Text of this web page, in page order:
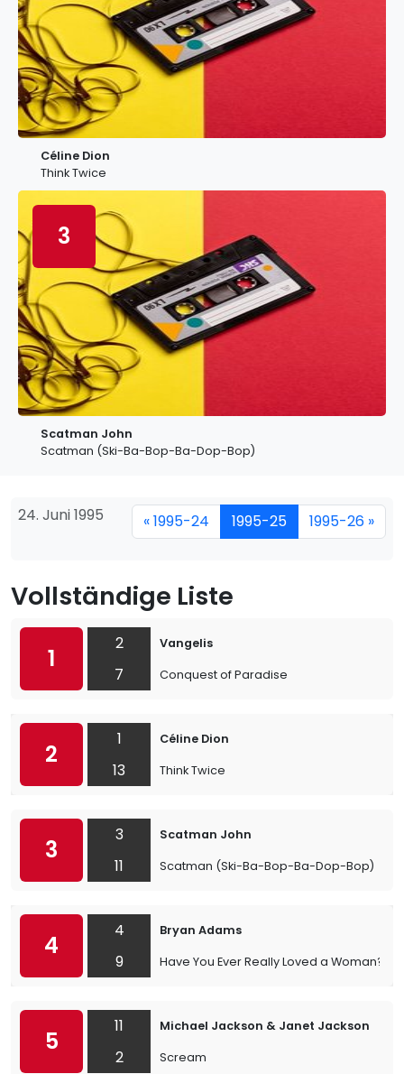
Céline Dion
Think Twice
3
Scatman John
Scatman (Ski-Ba-Bop-Ba-Dop-Bop)
24. Juni 1995 « 1995-24 1995-25 1995-26 »
Vollständige Liste
1
2
7
Vangelis
Conquest of Paradise
2
1
13
Céline Dion
Think Twice
3
3
11
Scatman John
Scatman (Ski-Ba-Bop-Ba-Dop-Bop)
4
4
9
Bryan Adams
Have You Ever Really Loved a Woman?
5
11
2
Michael Jackson & Janet Jackson
Scream